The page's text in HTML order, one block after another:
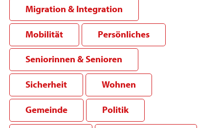
Migration & Integration
Mobilität Persönliches
Seniorinnen & Senioren
Sicherheit Wohnen
Gemeinde Politik